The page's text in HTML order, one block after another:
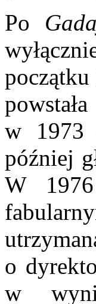
Po
w 1973
później
W 1976
o
w